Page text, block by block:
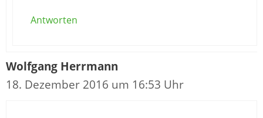
Antworten
Wolfgang Herrmann
18. Dezember 2016 um 16:53 Uhr